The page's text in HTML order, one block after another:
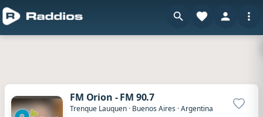
FM Orion - FM 90.7
Trenque Lauquen · Buenos Aires ·Argentina